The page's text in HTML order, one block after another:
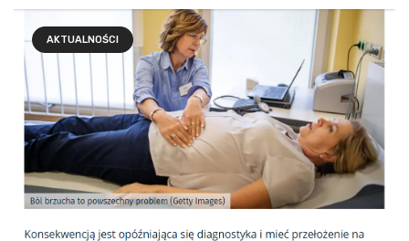
AKTUALNOŚCI